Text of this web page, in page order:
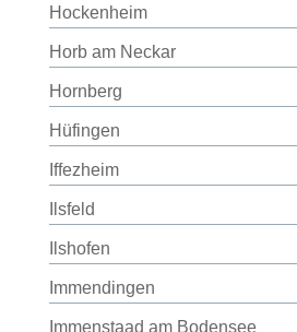
Hockenheim
Horb am Neckar
Hornberg
Hüfingen
Iffezheim
Ilsfeld
Ilshofen
Immendingen
Immenstaad am Bodensee